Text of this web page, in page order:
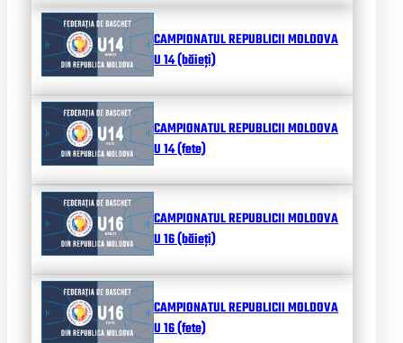
CAMPIONATUL REPUBLICII MOLDOVA
U 14 (băieți)
CAMPIONATUL REPUBLICII MOLDOVA
U 14 (fete)
CAMPIONATUL REPUBLICII MOLDOVA
U 16 (băieți)
CAMPIONATUL REPUBLICII MOLDOVA
U 16 (fete)